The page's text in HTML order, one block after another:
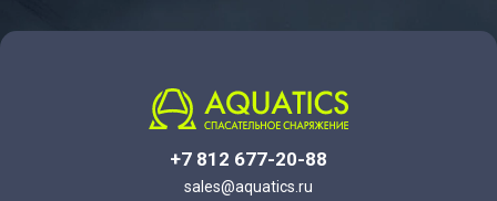
+7 812 677-20-88
sales@aquatics.ru